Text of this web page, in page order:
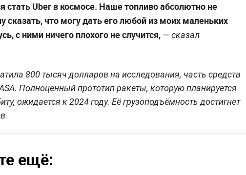
стать Uber в космосе. Наше топливо абсолютно не
сказать, что могу дать его любой из моих маленьких
с ними ничего плохого не случится, — сказал
800 тысяч долларов на исследования, часть средств
Полноценный прототип ракеты, которую планируется
ожидается к 2024 году. Её грузоподъёмность достигнет
ещё: